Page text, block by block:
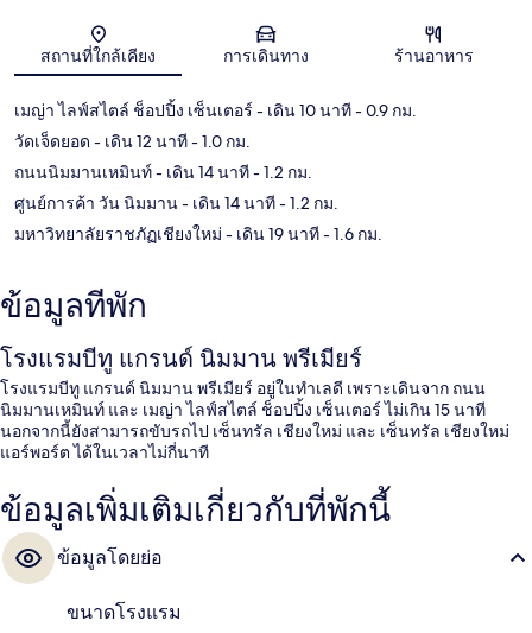
แผนที่
สถานที่ใกล้เคียง การเดินทาง ร้านอาหาร
เมญ่า ไลฟ์สไตล์ ช็อปปิ้ง เซ็นเตอร์ - เดิน 10 นาที- 0.9 กม.
วัดเจ็ดยอด - เดิน 12 นาที- 1.0 กม.
ถนนนิมมานเหมินท์- เดิน 14 นาที- 1.2 กม.
ศูนย์การค้า วัน นิมมาน- เดิน 14 นาที- 1.2 กม.
มหาวิทยาลัยราชภัฏเชียงใหม่ - เดิน 19 นาที- 1.6 กม.
ข้อมูลที่พัก
โรงแรมบีทู แกรนด์ นิมมาน พรีเมียร์
โรงแรมบีทู แกรนด์ นิมมาน พรีเมียร์ อยู่ในทำเลดี เพราะเดินจาก ถนน
นิมมานเหมินท์ และ เมญ่า ไลฟ์สไตล์ ช็อปปิ้ง เซ็นเตอร์ ไม่เกิน 15 นาที
นอกจากนี้ยังสามารถขับรถไป เซ็นทรัล เชียงใหม่ และ เซ็นทรัล เชียงใหม่
แอร์พอร์ต ได้ในเวลาไม่กี่นาที
ข้อมูลเพิ่มเติมเกี่ยวกับที่พักนี้
ข้อมูลโดยย่อ
ขนาดโรงแรม